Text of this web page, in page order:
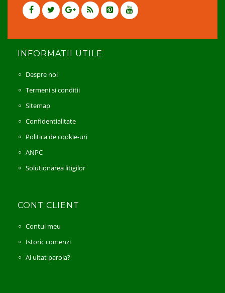
INFORMATII UTILE
Despre noi
Termeni si conditii
Sitemap
Confidentialitate
Politica de cookie-uri
ANPC
Solutionarea litigilor
CONT CLIENT
Contul meu
Istoric comenzi
Ai uitat parola?